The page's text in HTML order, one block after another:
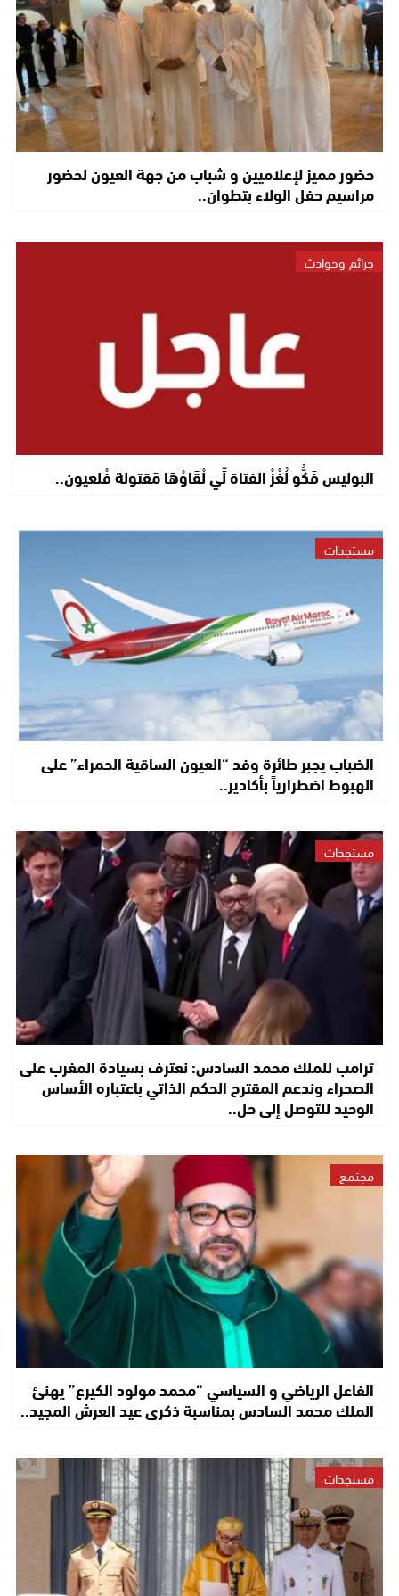
حضور مميز لإعلاميين و شباب من جهة العيون لحضور
مراسيم حفل الولاء بتطوان..
جرائم وحوادث
البوليس فَكُّو لُغْزْ الفتاة لِّي لْقَاوْهَا مَقتولة فْلعيون..
مستجدات
الضباب يجبر طائرة وفد “العيون الساقية الحمراء” على
الهبوط اضطرارياً بأكادير..
مستجدات
ترامب للملك محمد السادس: نعترف بسيادة المغرب على
الصحراء وندعم المقترح الحكم الذاتي باعتباره الأساس
الوحيد للتوصل إلى حل..
مجتمع
الفاعل الرياضي و السياسي “محمد مولود الكيرع” يهنئ
الملك محمد السادس بمناسبة ذكرى عيد العرش المجيد..
مستجدات